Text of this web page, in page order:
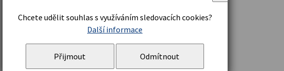
Chcete udělit souhlas s využíváním sledovacích cookies?
Další informace
Přijmout Odmítnout